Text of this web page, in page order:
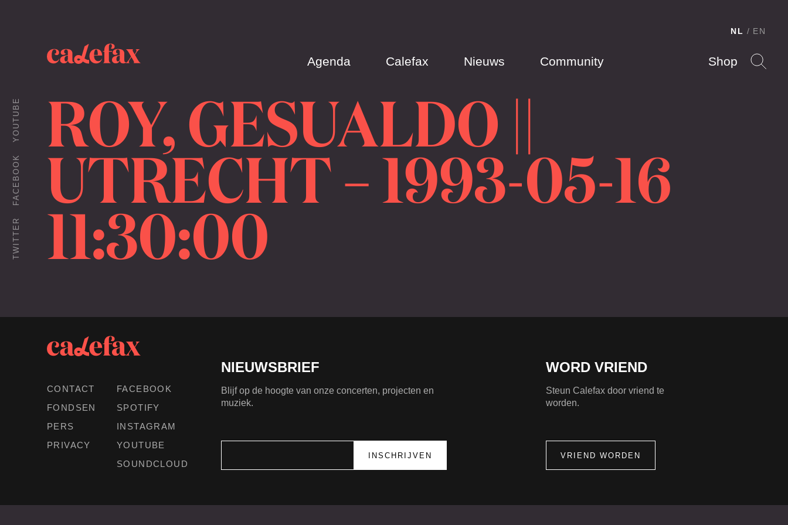
Agenda Calefax Nieuws Community Shop
NL EN
TWITTER
FACEBOOK
YOUTUBE ROY, GESUALDO ||
UTRECHT – 1993-05-16
11:30:00
CONTACT
FONDSEN
PERS
PRIVACY
FACEBOOK
SPOTIFY
INSTAGRAM
YOUTUBE
SOUNDCLOUD
NIEUWSBRIEF
Blijf op de hoogte van onze concerten, projecten en
muziek.
WORD VRIEND
Steun Calefax door vriend te
worden.
VRIEND WORDEN